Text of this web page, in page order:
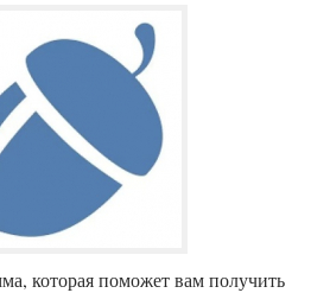
которая поможет вам получить